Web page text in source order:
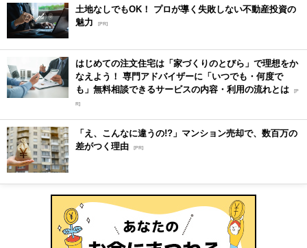
土地なしでもOK！ プロが導く失敗しない不動産投資の
魅力
[PR]
はじめての注文住宅は「家づくりのとびら」で理想をか
なえよう！ 専門アドバイザーに「いつでも・何度で
も」無料相談できるサービスの内容・利用の流れとは [P
R]
「え、こんなに違うの!?」マンション売却で、数百万の
差がつく理由 [PR]